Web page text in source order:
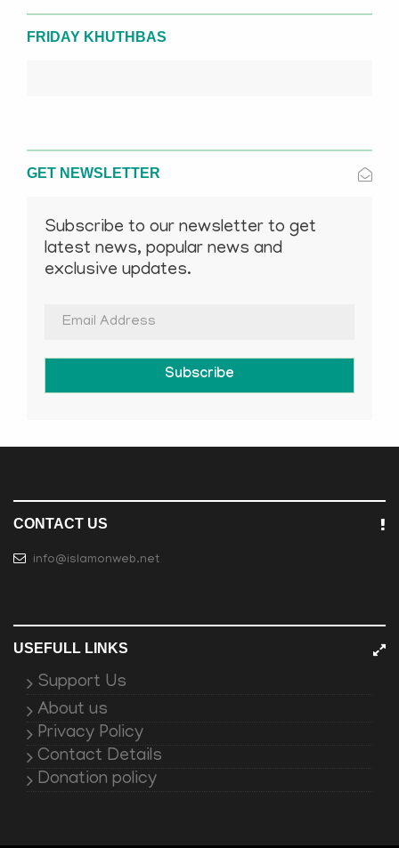
FRIDAY KHUTHBAS
GET NEWSLETTER
Subscribe to our newsletter to get
latest news, popular news and
exclusive updates.
Subscribe
CONTACT US
info@islamonweb.net
USEFULL LINKS
Support Us
About us
Privacy Policy
Contact Details
Donation policy